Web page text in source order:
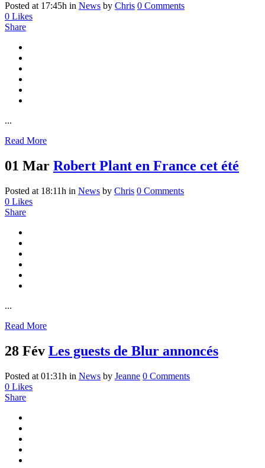
Posted at 17:45h in News by Chris 0 Comments
0 Likes
Share
...
Read More
01 Mar Robert Plant en France cet été
Posted at 18:11h in News by Chris 0 Comments
0 Likes
Share
...
Read More
28 Fév Les guests de Blur annoncés
Posted at 01:31h in News by Jeanne 0 Comments
0 Likes
Share